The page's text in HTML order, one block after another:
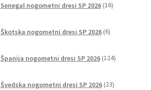
Senegal nogometni dresi SP 2026 16izdelkov
Škotska nogometni dresi SP 2026 6izdelkov
Španija nogometni dresi SP 2026 124izdelkov
Švedska nogometni dresi SP 2026 23